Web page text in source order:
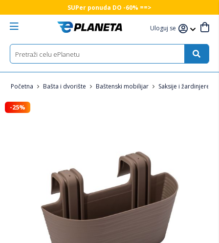
SUPer ponuda DO -60% ==>
Uloguj se
Početna Bašta i dvorište Baštenski mobilijar Saksije i žardinjere
-25%